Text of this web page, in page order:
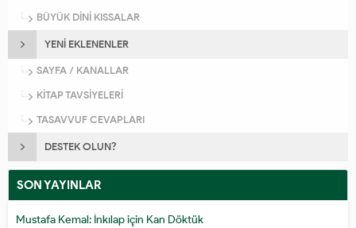
BÜYÜK DİNİ KISSALAR
YENİ EKLENENLER
SAYFA / KANALLAR
KİTAP TAVSİYELERİ
TASAVVUF CEVAPLARI
DESTEK OLUN?
SON YAYINLAR
Mustafa Kemal: İnkılap için Kan Döktük